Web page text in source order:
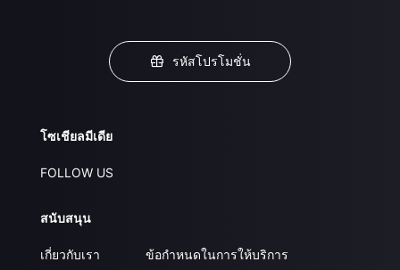
รหัสโปรโมชั่น
โซเชียลมีเดีย
FOLLOW US
สนับสนุน
เกี่ยวกับเรา
ข้อกำหนดในการให้บริการ